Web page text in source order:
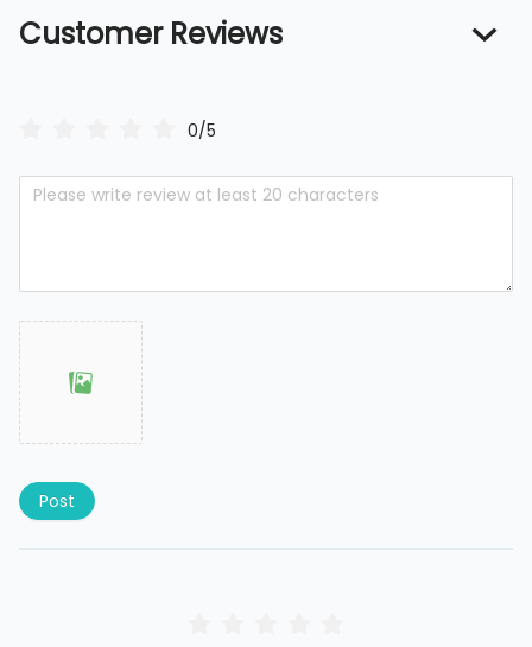
Customer Reviews
0/5
Post